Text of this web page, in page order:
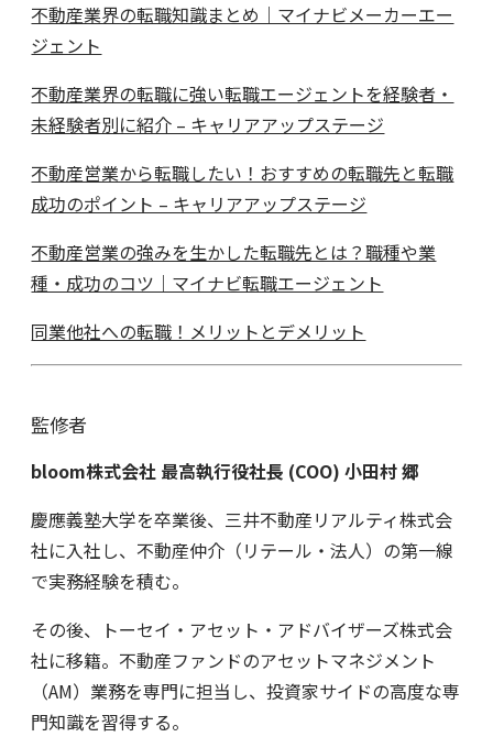
不動産業界の転職知識まとめ｜マイナビメーカーエー
ジェント
不動産業界の転職に強い転職エージェントを経験者・
未経験者別に紹介 – キャリアアップステージ
不動産営業から転職したい！おすすめの転職先と転職
成功のポイント – キャリアアップステージ
不動産営業の強みを生かした転職先とは？職種や業
種・成功のコツ｜マイナビ転職エージェント
同業他社への転職！メリットとデメリット
監修者
bloom株式会社 最高執行役社長 (COO)小田村郷
慶應義塾大学を卒業後、三井不動産リアルティ株式会
社に入社し、不動産仲介（リテール・法人）の第一線
で実務経験を積む。
その後、トーセイ・アセット・アドバイザーズ株式会
社に移籍。不動産ファンドのアセットマネジメント
（AM）業務を専門に担当し、投資家サイドの高度な専
門知識を習得する。